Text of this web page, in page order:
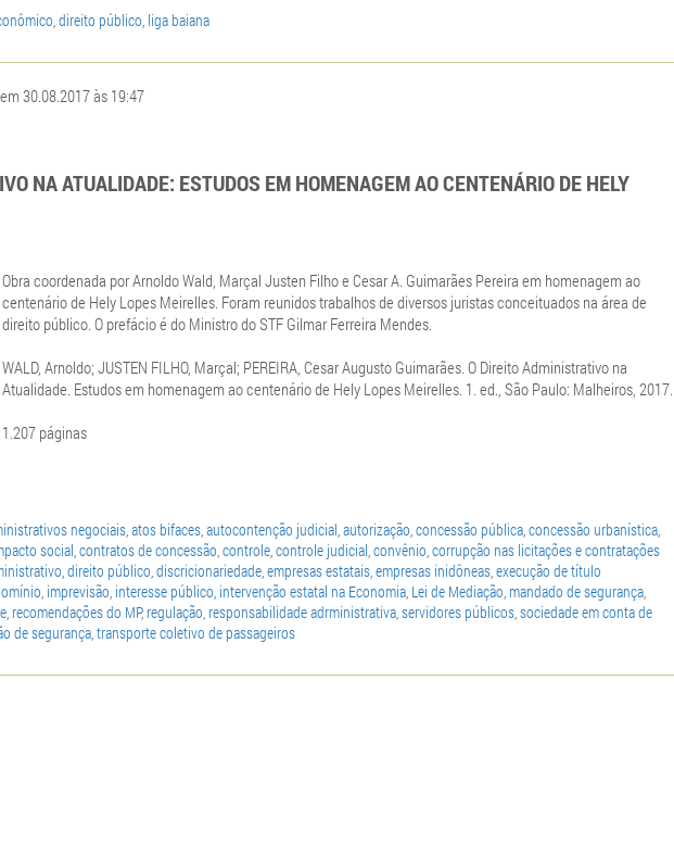
,direito público, liga baiana
30.08.2017 às 19:47
NA ATUALIDADE: ESTUDOS EM HOMENAGEM AO CENTENÁRIO DE HELY
Obra coordenada por Arnoldo Wald, Marçal Justen Filho e Cesar A. Guimarães Pereira em homenagem ao
centenário de Hely Lopes Meirelles. Foram reunidos trabalhos de diversos juristas conceituados na área de
direito público. O prefácio é do Ministro do STF Gilmar Ferreira Mendes.
WALD, Arnoldo; JUSTEN FILHO, Marçal; PEREIRA, Cesar Augusto Guimarães. O Direito Administrativo na
Atualidade. Estudos em homenagem ao centenário de Hely Lopes Meirelles. 1. ed., São Paulo: Malheiros, 2017.
1.207 páginas
negociais,atos bifaces,autocontenção judicial,autorização,concessão pública,concessão urbanística,
social,contratos de concessão,controle,controle judicial,convênio,corrupção nas licitações e contratações
,direito público,discricionariedade,empresas estatais,empresas inidôneas,execução de título
, imprevisão, interesse público, intervenção estatal na Economia, Lei de Mediação, mandado de segurança,
, recomendações do MP, regulação, responsabilidade adrministrativa,servidores públicos,sociedade em conta de
de segurança,transporte coletivo de passageiros